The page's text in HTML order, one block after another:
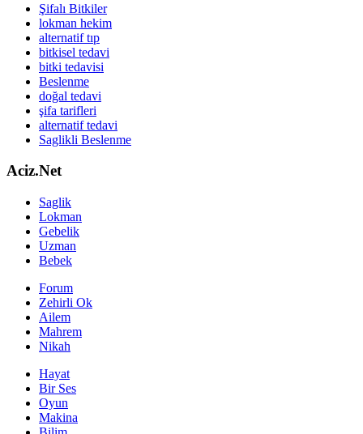
Şifalı Bitkiler
lokman hekim
alternatif tıp
bitkisel tedavi
bitki tedavisi
Beslenme
doğal tedavi
şifa tarifleri
alternatif tedavi
Saglikli Beslenme
Aciz.Net
Saglik
Lokman
Gebelik
Uzman
Bebek
Forum
Zehirli Ok
Ailem
Mahrem
Nikah
Hayat
Bir Ses
Oyun
Makina